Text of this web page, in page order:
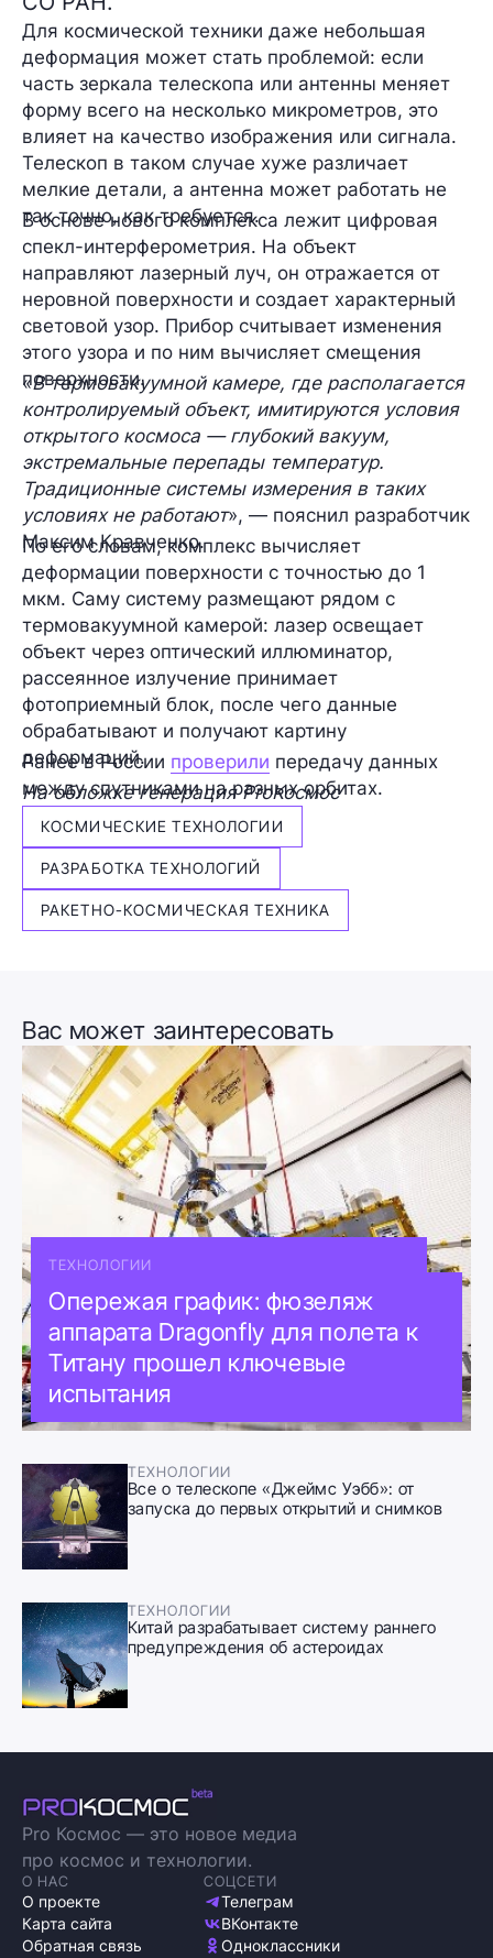
Для космической техники даже небольшая
деформация может стать проблемой: если
часть зеркала телескопа или антенны меняет
форму всего на несколько микрометров, это
влияет на качество изображения или сигнала.
Телескоп в таком случае хуже различает
мелкие детали, а антенна может работать не
так точно, как требуется.
В основе нового комплекса лежит цифровая
спекл-интерферометрия. На объект
направляют лазерный луч, он отражается от
неровной поверхности и создает характерный
световой узор. Прибор считывает изменения
этого узора и по ним вычисляет смещения
поверхности.
«В термовакуумной камере, где располагается
контролируемый объект, имитируются условия
открытого космоса — глубокий вакуум,
экстремальные перепады температур.
Традиционные системы измерения в таких
условиях не работают», — пояснил разработчик
Максим Кравченко.
По его словам, комплекс вычисляет
деформации поверхности с точностью до 1
мкм. Саму систему размещают рядом с
термовакуумной камерой: лазер освещает
объект через оптический иллюминатор,
рассеянное излучение принимает
фотоприемный блок, после чего данные
обрабатывают и получают картину
деформаций.
Ранее в России проверили передачу данных
между спутниками на разных орбитах.
На обложке генерация ProКосмос
КОСМИЧЕСКИЕ ТЕХНОЛОГИИ
РАЗРАБОТКА ТЕХНОЛОГИЙ
РАКЕТНО-КОСМИЧЕСКАЯ ТЕХНИКА
Вас может заинтересовать
ТЕХНОЛОГИИ
Опережая график: фюзеляж
аппарата Dragonfly для полета к
Титану прошел ключевые
испытания
ТЕХНОЛОГИИ
Все о телескопе «Джеймс Уэбб»: от
запуска до первых открытий и снимков
ТЕХНОЛОГИИ
Китай разрабатывает систему раннего
предупреждения об астероидах
Pro Космос — это новое медиа
про космос и технологии.
О НАС
О проекте
Карта сайта
Обратная связь
СОЦСЕТИ
Телеграм
ВКонтакте
Одноклассники